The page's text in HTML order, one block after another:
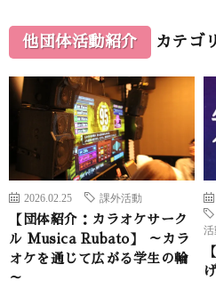
他団体活動紹介 カテゴ
2026.02.25 課外活動
【団体紹介：カラオケサーク
ル Musica Rubato】 ～カラ
オケを通じて広がる学生の輪
～
活